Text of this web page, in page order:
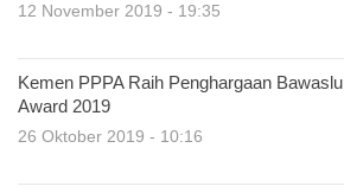
12 November 2019 - 19:35
Kemen PPPA Raih Penghargaan Bawaslu
Award 2019
26 Oktober 2019 - 10:16